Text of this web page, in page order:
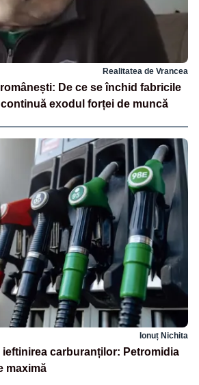
Realitatea de Vrancea
De ce se închid fabricile
exodul forței de muncă
Ionuț Nichita
ieftinirea carburanților: Petromidia
maximă